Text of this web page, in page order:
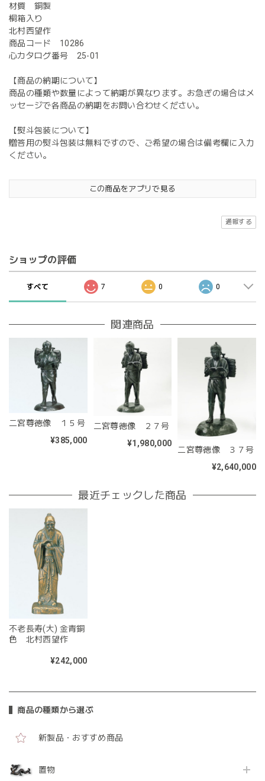
商品の種類から選ぶ
新製品・おすすめ商品
置物
材質 銅製
桐箱入り
北村西望作
商品コード 10286
心カタログ番号 25-01
【商品の納期について】
商品の種類や数量によって納期が異なります。お急ぎの場合はメ
ッセージで各商品の納期をお問い合わせください。
【熨斗包装について】
贈答用の熨斗包装は無料ですので、ご希望の場合は備考欄に入力
ください。
この商品をアプリで見る
通報する
ショップの評価
すべて 7 0 0
関連商品
二宮尊徳像 １５号
¥385,000
二宮尊徳像 ２７号
¥1,980,000
二宮尊徳像 ３７号
¥2,640,000
最近チェックした商品
不老長寿(大) 金青銅
色 北村西望作
¥242,000